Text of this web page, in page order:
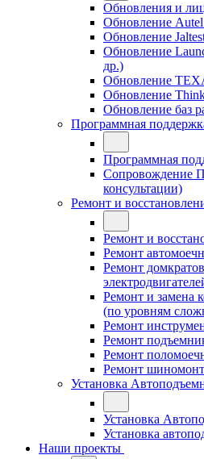
Обновления и
Обновление
Обновление
Обновление
др.)
Обновление
Обновление
Обновление баз
Программная
Программная
Сопровождение
консультации)
Ремонт и
Ремонт и
Ремонт
Ремонт
Ремонт и замена
(по уровням
Ремонт
Ремонт
Ремонт
Ремонт
Установка
Установка
Установка
Наши проекты